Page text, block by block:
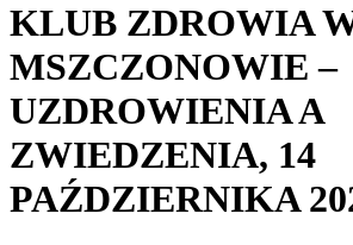
KLUB ZDROWIA
MSZCZONOWIE –
UZDROWIENIA A
ZWIEDZENIA, 14
PAŹDZIERNIKA